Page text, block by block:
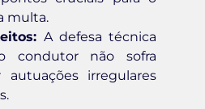
multa.
A defesa técnica
condutor não sofra
autuações irregulares